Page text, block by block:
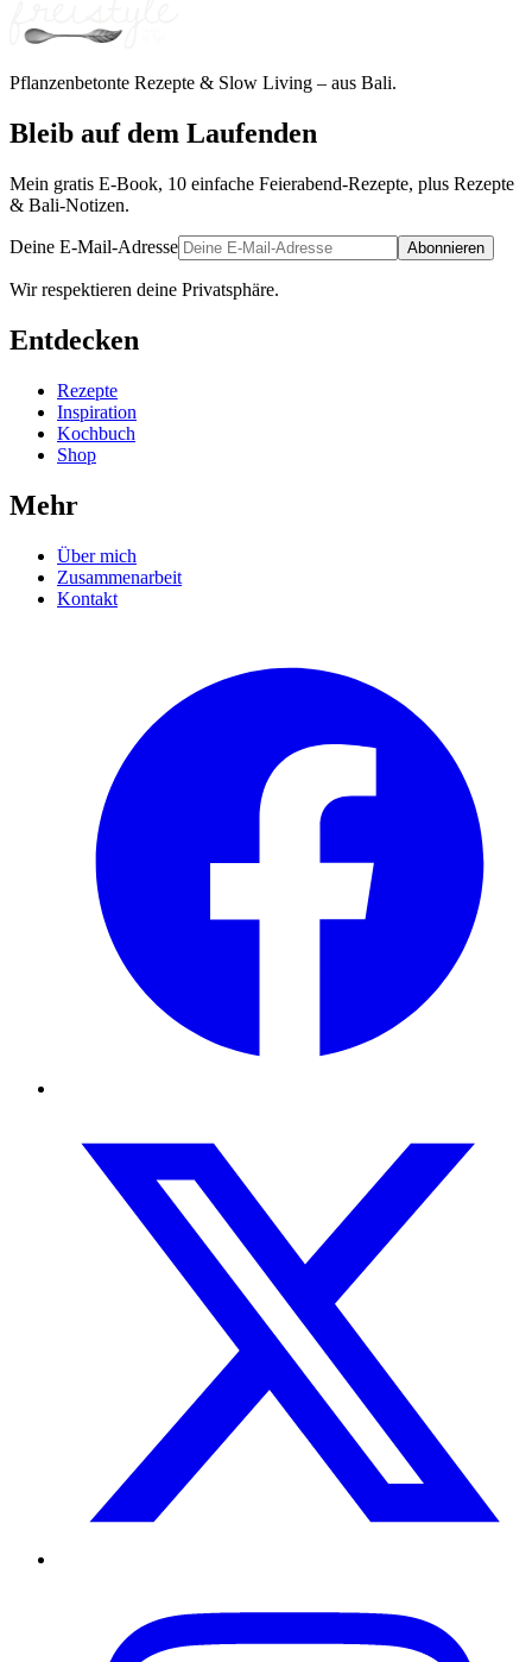
Pflanzenbetonte Rezepte & Slow Living – aus Bali.
Bleib auf dem Laufenden
Mein gratis E-Book, 10 einfache Feierabend-Rezepte, plus Rezepte
& Bali-Notizen.
Deine E-Mail-Adresse Abonnieren
Wir respektieren deine Privatsphäre.
Entdecken
Rezepte
Inspiration
Kochbuch
Shop
Mehr
Über mich
Zusammenarbeit
Kontakt